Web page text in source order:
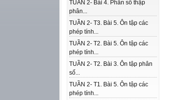
TUẦN 2- Bài 4. Phân số thập
phân...
TUẦN 2- T3. Bài 5. Ôn tập các
phép tính...
TUẦN 2- T2. Bài 5. Ôn tập các
phép tính...
TUẦN 2- T2. Bài 3. Ôn tập phân
số...
TUẦN 2- T1. Bài 5. Ôn tập các
phép tính...